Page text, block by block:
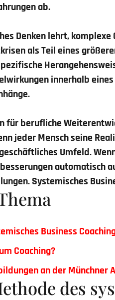
ab.
Denken lehrt,
als Teil eines
innerhalb
für berufliche
jeder Mensch seine
Umfeld.
automatisch
Systemisches
Business
Coaching?
an der Münchner
des